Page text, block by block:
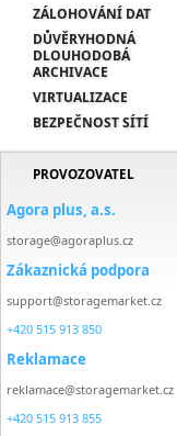
ZÁLOHOVÁNÍ DAT
DŮVĚRYHODNÁ
DLOUHODOBÁ
ARCHIVACE
VIRTUALIZACE
BEZPEČNOST SÍTÍ
PROVOZOVATEL
Agora plus, a.s.
storage@agoraplus.cz
Zákaznická podpora
support@storagemarket.cz
+420 515 913 850
Reklamace
reklamace@storagemarket.cz
+420 515 913 855